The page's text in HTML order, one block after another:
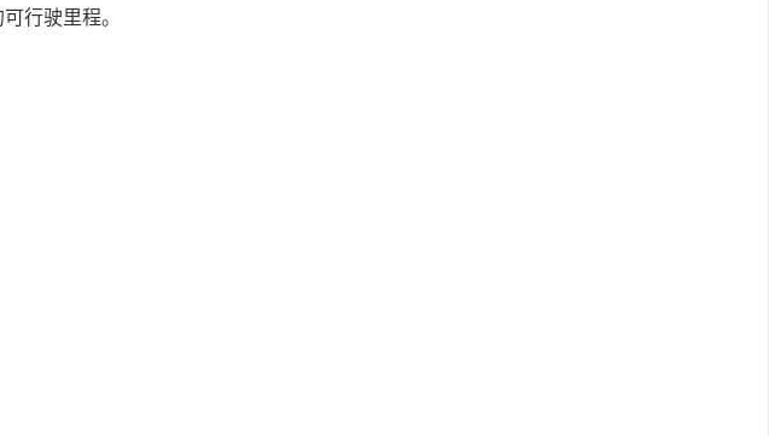
行驶里程。